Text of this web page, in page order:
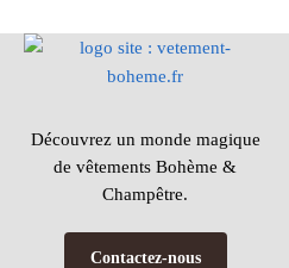
Découvrez un monde magique
de vêtements Bohème &
Champêtre.
Contactez-nous